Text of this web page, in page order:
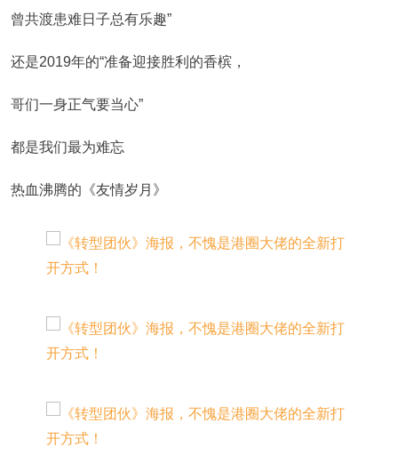
曾共渡患难日子总有乐趣”
还是2019年的“准备迎接胜利的香槟，
哥们一身正气要当心”
都是我们最为难忘
热血沸腾的《友情岁月》